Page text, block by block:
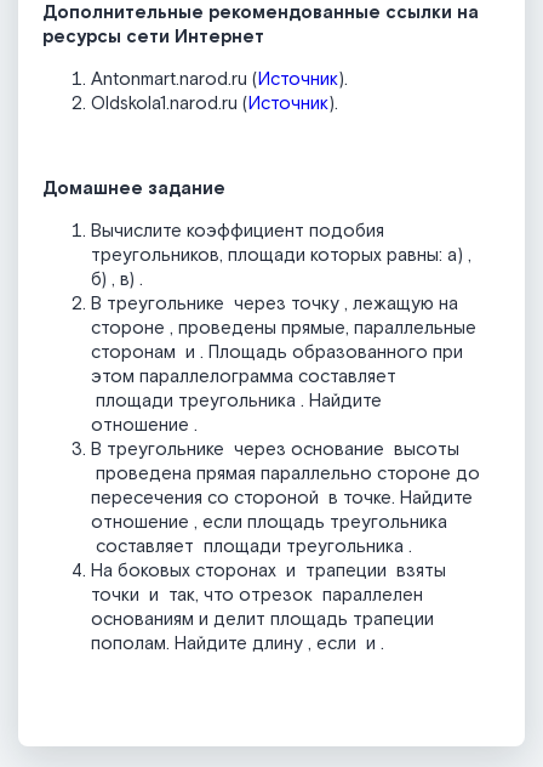
Дополнительные рекомендованные ссылки на
ресурсы сети Интернет
Antonmart.narod.ru (Источник).
Oldskola1.narod.ru (Источник).
Домашнее задание
Вычислите коэффициент подобия
треугольников, площади которых равны: а) ,
б) , в) .
В треугольнике через точку , лежащую на
стороне , проведены прямые, параллельные
сторонам и . Площадь образованного при
этом параллелограмма составляет
площади треугольника . Найдите
отношение .
В треугольнике через основание высоты
проведена прямая параллельно стороне до
пересечения со стороной в точке. Найдите
отношение , если площадь треугольника
составляет площади треугольника .
На боковых сторонах и трапеции взяты
точки и так, что отрезок параллелен
основаниям и делит площадь трапеции
пополам. Найдите длину , если и .